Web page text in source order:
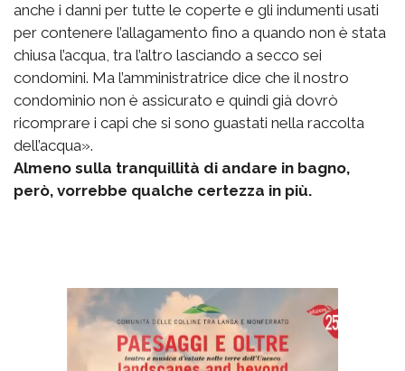
anche i danni per tutte le coperte e gli indumenti usati
per contenere l’allagamento fino a quando non è stata
chiusa l’acqua, tra l’altro lasciando a secco sei
condomini. Ma l’amministratrice dice che il nostro
condominio non è assicurato e quindi già dovrò
ricomprare i capi che si sono guastati nella raccolta
dell’acqua».
Almeno sulla tranquillità di andare in bagno,
però, vorrebbe qualche certezza in più.